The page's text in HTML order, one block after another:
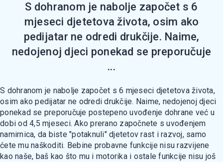
S dohranom je nabolje započet s 6
mjeseci djetetova života, osim ako
pedijatar ne odredi drukčije. Naime,
nedojenoj djeci ponekad se preporučuje
...
S dohranom je nabolje započet s 6 mjeseci djetetova života,
osim ako pedijatar ne odredi drukčije. Naime, nedojenoj djeci
ponekad se preporučuje postepeno uvođenje dohrane već u
dobi od 4,5 mjeseci. Ako prerano započnete s uvođenjem
namirnica, da biste "potaknuli" djetetov rast i razvoj, samo
ćete mu naškoditi. Bebine probavne funkcije nisu razvijene
kao naše, baš kao što mu i motorika i ostale funkcije nisu još